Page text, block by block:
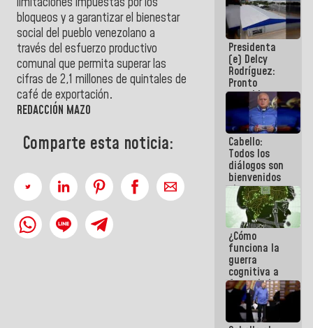
bloqueos y a garantizar el bienestar
social del pueblo venezolano a
través del esfuerzo productivo
comunal que permita superar las
cifras de 2,1 millones de quintales de
café de exportación.
REDACCIÓN MAZO
Comparte esta noticia:
adaptarse
al plan de
ahorro
energético
Presidenta
(e) Delcy
Rodríguez:
Pronto
restableceremos
las
operaciones
en el
Aeropuerto
Internacional
de
Maiquetía
Cabello:
Todos los
diálogos son
bienvenidos
siempre que
estén en el
marco de la
Constitución
de la
República
¿Cómo
funciona la
guerra
cognitiva a
favor de la
narrativa
hegemónica?
(1)